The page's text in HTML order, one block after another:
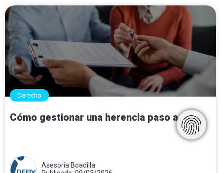
Derecho
Cómo gestionar una herencia paso a paso
Asesoría Boadilla